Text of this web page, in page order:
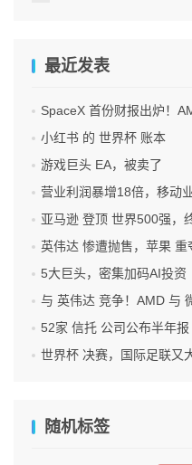
最近发表
SpaceX 首份财报出炉！
小红书 的 世界杯 账本
游戏巨头 EA，被卖了
营业利润暴增18倍，移动业务却
亚马逊 登顶 世界500强，
英伟达 惨遭抛售，苹果 重
5大巨头，密集加码AI投资
与 英伟达 竞争！AMD 与 微
52家 信托 公司公布半年报
世界杯 决赛，国际足联又
随机标签